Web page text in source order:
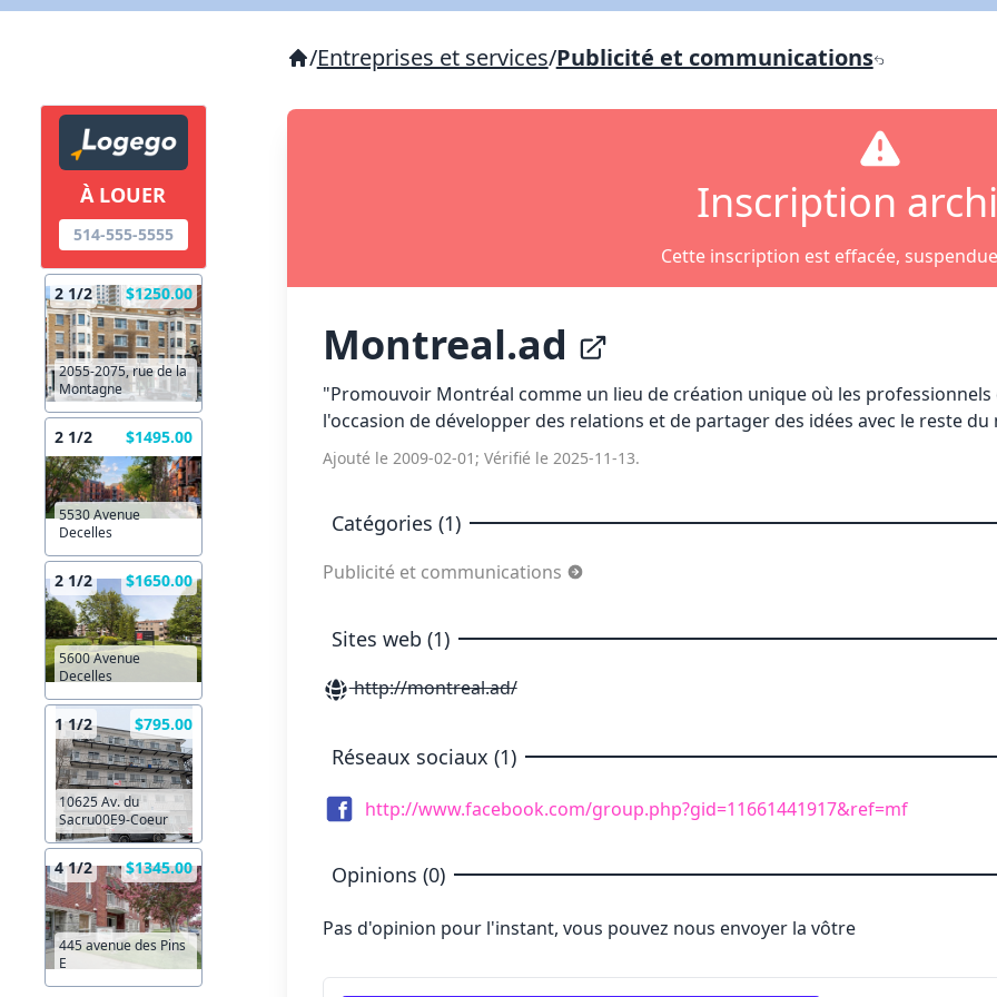
À LOUER
514-555-5555
2 1/2 $1250.00
2055-2075, rue de la
Montagne
2 1/2 $1495.00
5530 Avenue
Decelles
2 1/2 $1650.00
5600 Avenue
Decelles
1 1/2 $795.00
10625 Av. du
Sacru00E9-Coeur
4 1/2 $1345.00
445 avenue des Pins
E
/Entreprises et services/Publicité et communications
Inscription
Cette inscription est effacée,
Montreal.ad
"Promouvoir Montréal comme un lieu de création unique où les
l'occasion de développer des relations et de partager des idées avec le reste du
Ajouté le 2009-02-01; Vérifié le 2025-11-13.
Catégories (1)
Publicité et communications
Sites web (1)
http://montreal.ad/
Réseaux sociaux (1)
http://www.facebook.com/group.php?gid=11661441917&ref=mf
Opinions (0)
Pas d'opinion pour l'instant, vous pouvez nous envoyer la vôtre
X Fermer
Copier lien
X Fermer